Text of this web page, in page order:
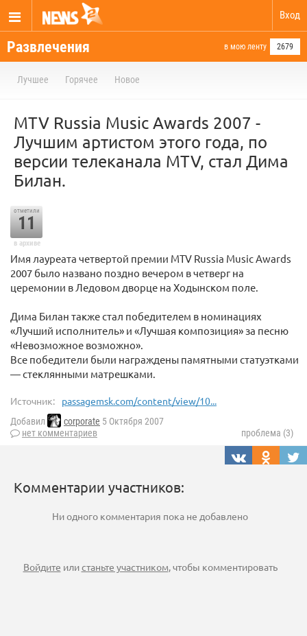
Вход
Развлечения в мою ленту 2679
Лучшее Горячее Новое
MTV Russia Music Awards 2007 -
Лучшим артистом этого года, по
версии телеканала MTV, стал Дима
Билан.
отметили
11
в архиве
Имя лауреата четвертой премии MTV Russia Music Awards
2007 было названо поздно вечером в четверг на
церемонии в Ледовом дворце на Ходынском поле.
Дима Билан также стал победителем в номинациях
«Лучший исполнитель» и «Лучшая композиция» за песню
«Невозможное возможно».
Все победители были награждены памятными статуэтками
— стеклянными матрешками.
Источник: passagemsk.com/content/view/10...
Добавил corporate 5 Октября 2007
нет комментариев
проблема (3)
Комментарии участников:
Ни одного комментария пока не добавлено
Войдите илистаньте участником, чтобы комментировать